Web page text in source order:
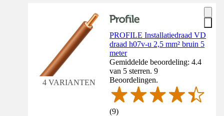
4 VARIANTEN
PROFILE Installatiedraad VD
draad h07v-u 2,5 mm² bruin 5
meter
Gemiddelde beoordeling: 4.4
van 5 sterren. 9
Beoordelingen.
(9)